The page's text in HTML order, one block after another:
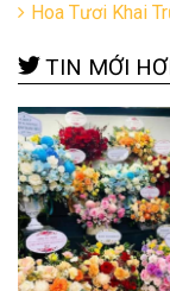
Hoa Tươi Khai
TIN MỚI